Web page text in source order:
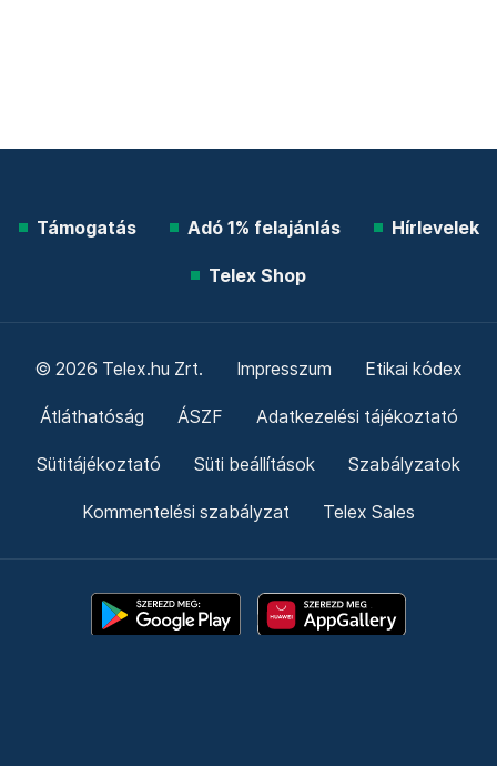
Támogatás Adó 1% felajánlás Hírlevelek
Telex Shop
© 2026 Telex.hu Zrt. Impresszum Etikai kódex
Átláthatóság ÁSZF Adatkezelési tájékoztató
Sütitájékoztató Süti beállítások Szabályzatok
Kommentelési szabályzat Telex Sales